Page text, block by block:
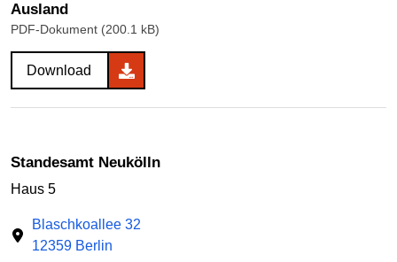
Ausland
PDF-Dokument (200.1 kB)
Download
Standesamt Neukölln
Haus 5
Blaschkoallee 32
12359 Berlin